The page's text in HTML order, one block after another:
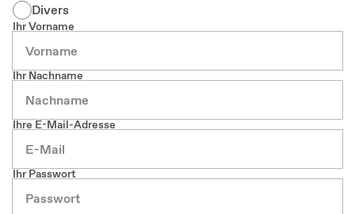
Divers
Ihr Vorname
Ihr Nachname
Ihre E-Mail-Adresse
Ihr Passwort